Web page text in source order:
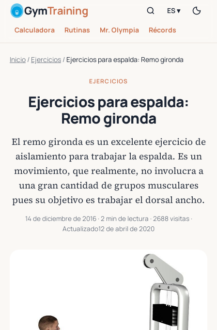
GymTraining
Calculadora Rutinas Mr. Olympia Récords
ES ▾
Inicio / Ejercicios / Ejercicios para espalda: Remo gironda
EJERCICIOS
Ejercicios para espalda:
Remo gironda
El remo gironda es un excelente ejercicio de
aislamiento para trabajar la espalda. Es un
movimiento, que realmente, no involucra a
una gran cantidad de grupos musculares
pues su objetivo es trabajar el dorsal ancho.
14 de diciembre de 2016· 2 min de lectura · 2688 visitas ·
Actualizado12 de abril de 2020